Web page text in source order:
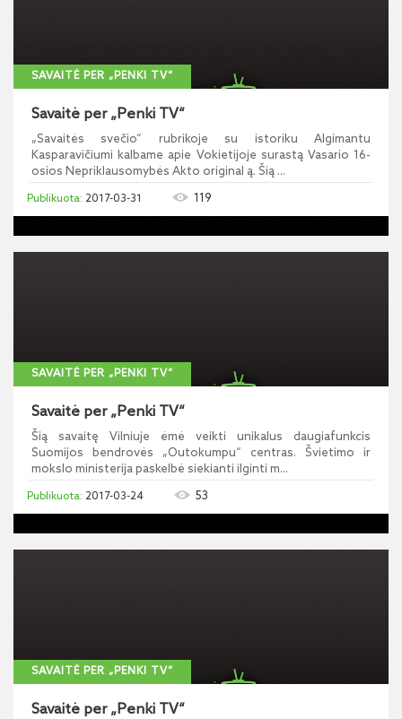
SAVAITĖ PER „PENKI TV“
Savaitė per „Penki TV“
„Savaitės svečio“ rubrikoje su istoriku Algimantu
Kasparavičiumi kalbame apie Vokietijoje surastą Vasario 16-
osios Nepriklausomybės Akto original ą. Šią ...
2017-03-31 119
SAVAITĖ PER „PENKI TV“
Savaitė per „Penki TV“
Šią savaitę Vilniuje ėmė veikti unikalus daugiafunkcis
Suomijos bendrovės „Outokumpu“ centras. Švietimo ir
mokslo ministerija paskelbė siekianti ilginti m...
2017-03-24 53
SAVAITĖ PER „PENKI TV“
Savaitė per „Penki TV“